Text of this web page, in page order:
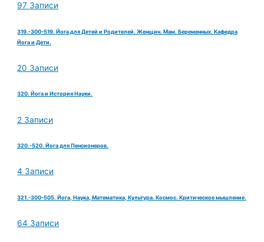
97 Записи
319.-300-519. Йога для Детей и Родителей. Женщин. Мам. Беременных. Кафедра
Йога и Дети.
20 Записи
320. Йога и История Науки.
2 Записи
320.-520. Йога для Пенсионеров.
4 Записи
321.-300-505. Йога, Наука, Математика, Культура. Космос. Критическое мышление.
64 Записи